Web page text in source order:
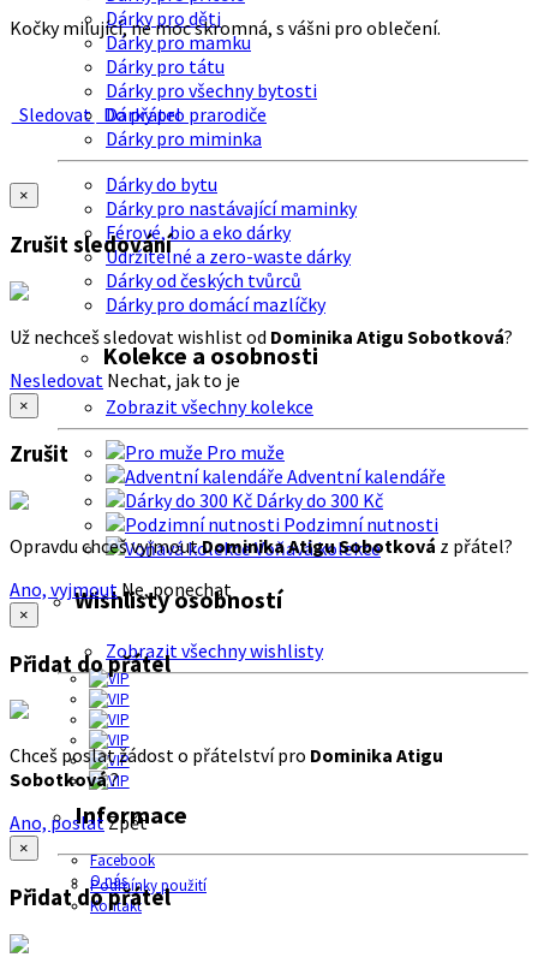
Dárky pro děti
Dárky pro mamku
Dárky pro tátu
Dárky pro všechny bytosti
Dárky pro prarodiče
Dárky pro miminka
Dárky do bytu
Dárky pro nastávající maminky
Férové, bio a eko dárky
Udržitelné a zero-waste dárky
Dárky od českých tvůrců
Dárky pro domácí mazlíčky
Kolekce a osobnosti
Zobrazit všechny kolekce
Pro muže
Adventní kalendáře
Dárky do 300 Kč
Podzimní nutnosti
Voňavá kolekce
Wishlisty osobností
Zobrazit všechny wishlisty
Informace
Facebook
O nás
Podmínky použití
Kontakt
Kočky milující, ne moc skromná, s vášni pro oblečení.
Sledovat Do přátel
×
Zrušit sledování
Už nechceš sledovat wishlist od Dominika Atigu Sobotková?
Nesledovat Nechat, jak to je
×
Zrušit
Opravdu chceš vyjmoutDominika Atigu Sobotková z přátel?
Ano, vyjmout Ne, ponechat
×
Přidat do přátel
Chceš poslat žádost o přátelství pro Dominika Atigu
Sobotková?
Ano, poslatZpět
×
Přidat do přátel